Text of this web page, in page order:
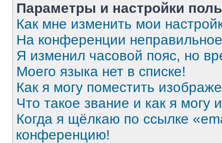
Параметры и настройки
Как мне изменить мои
На конференции
Я изменил часовой пояс, но
Моего языка нет в списке!
Как я могу поместить
Что такое звание и как я могу
Когда я щёлкаю по ссылке
конференцию!